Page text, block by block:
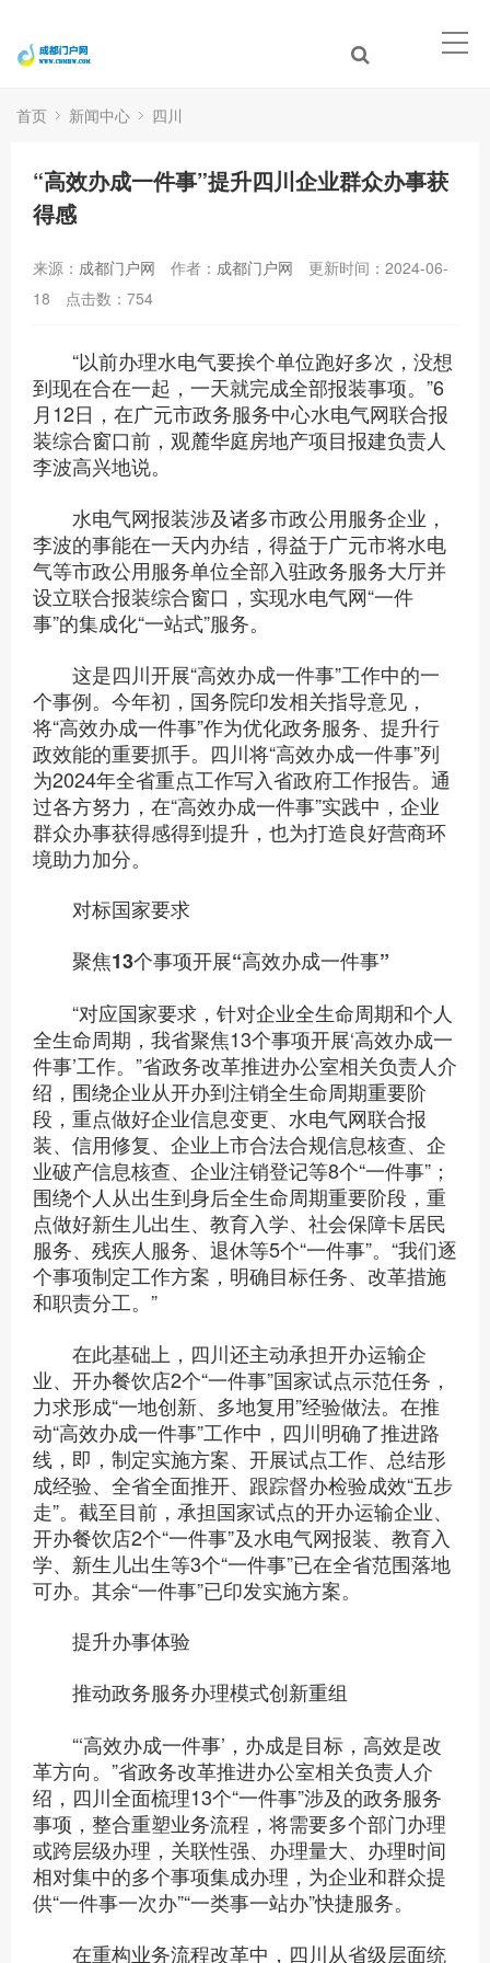
首页 新闻中心 四川
“高效办成一件事”提升四川企业群众办事获
得感
来源： 成都门户网 作者： 成都门户网
更新时间：2024-06-
18
点击数： 754
“以前办理水电气要挨个单位跑好多次，没想
到现在合在一起，一天就完成全部报装事项。”6
月12日，在广元市政务服务中心水电气网联合报
装综合窗口前，观麓华庭房地产项目报建负责人
李波高兴地说。
水电气网报装涉及诸多市政公用服务企业，
李波的事能在一天内办结，得益于广元市将水电
气等市政公用服务单位全部入驻政务服务大厅并
设立联合报装综合窗口，实现水电气网“一件
事”的集成化“一站式”服务。
这是四川开展“高效办成一件事”工作中的一
个事例。今年初，国务院印发相关指导意见，
将“高效办成一件事”作为优化政务服务、提升行
政效能的重要抓手。四川将“高效办成一件事”列
为2024年全省重点工作写入省政府工作报告。通
过各方努力，在“高效办成一件事”实践中，企业
群众办事获得感得到提升，也为打造良好营商环
境助力加分。
对标国家要求
聚焦13个事项开展“高效办成一件事”
“对应国家要求，针对企业全生命周期和个人
全生命周期，我省聚焦13个事项开展‘高效办成一
件事’工作。”省政务改革推进办公室相关负责人介
绍，围绕企业从开办到注销全生命周期重要阶
段，重点做好企业信息变更、水电气网联合报
装、信用修复、企业上市合法合规信息核查、企
业破产信息核查、企业注销登记等8个“一件事”；
围绕个人从出生到身后全生命周期重要阶段，重
点做好新生儿出生、教育入学、社会保障卡居民
服务、残疾人服务、退休等5个“一件事”。“我们逐
个事项制定工作方案，明确目标任务、改革措施
和职责分工。”
在此基础上，四川还主动承担开办运输企
业、开办餐饮店2个“一件事”国家试点示范任务，
力求形成“一地创新、多地复用”经验做法。在推
动“高效办成一件事”工作中，四川明确了推进路
线，即，制定实施方案、开展试点工作、总结形
成经验、全省全面推开、跟踪督办检验成效“五步
走”。截至目前，承担国家试点的开办运输企业、
开办餐饮店2个“一件事”及水电气网报装、教育入
学、新生儿出生等3个“一件事”已在全省范围落地
可办。其余“一件事”已印发实施方案。
提升办事体验
推动政务服务办理模式创新重组
“‘高效办成一件事’，办成是目标，高效是改
革方向。”省政务改革推进办公室相关负责人介
绍，四川全面梳理13个“一件事”涉及的政务服务
事项，整合重塑业务流程，将需要多个部门办理
或跨层级办理，关联性强、办理量大、办理时间
相对集中的多个事项集成办理，为企业和群众提
供“一件事一次办”“一类事一站办”快捷服务。
在重构业务流程改革中，四川从省级层面统